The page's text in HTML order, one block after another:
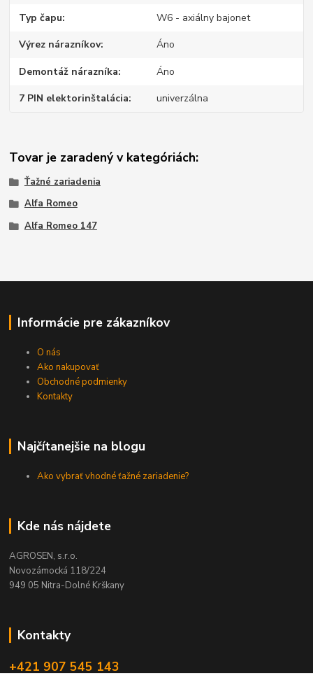
Typ čapu W6 - axiálny bajonet
Výrez nárazníkov Áno
Demontáž nárazníka Áno
7 PIN elektorinštalácia univerzálna
Tovar je zaradený v kategóriách:
Ťažné zariadenia
Alfa Romeo
Alfa Romeo 147
Informácie pre zákazníkov
O nás
Ako nakupovať
Obchodné podmienky
Kontakty
Najčítanejšie na blogu
Ako vybrať vhodné ťažné zariadenie?
Kde nás nájdete
AGROSEN, s.r.o.
Novozámocká 118/224
949 05 Nitra-Dolné Krškany
Kontakty
+421 907 545 143